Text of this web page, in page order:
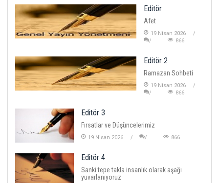
Editör
Afet
19 Nisan 2026
866
Editör 2
Ramazan Sohbeti
19 Nisan 2026
866
Editör 3
Fırsatlar ve Düşüncelerimiz
19 Nisan 2026 866
Editör 4
Sanki tepe takla insanlık olarak aşağı
yuvarlanıyoruz